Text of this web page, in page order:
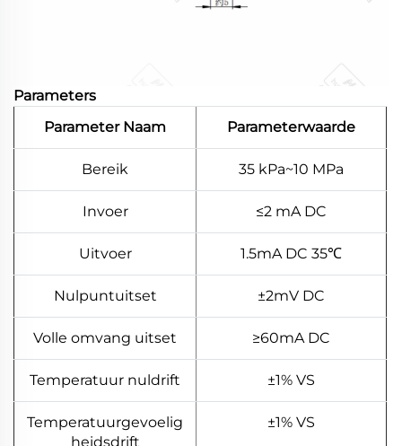
Parameters
Parameter Naam
Parameterwaarde
Bereik 35 kPa~10 MPa
Invoer ≤2 mA DC
Uitvoer 1.5mA DC 35℃
Nulpuntuitset ±2mV DC
Volle omvang uitset ≥60mA DC
Temperatuur nuldrift ±1% VS
Temperatuurgevoelig
heidsdrift
±1% VS